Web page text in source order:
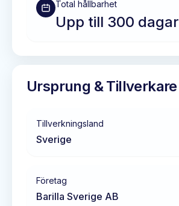
Total hållbarhet
Upp till 300 dagar
Ursprung & Tillverkare
Tillverkningsland
Sverige
Företag
Barilla Sverige AB